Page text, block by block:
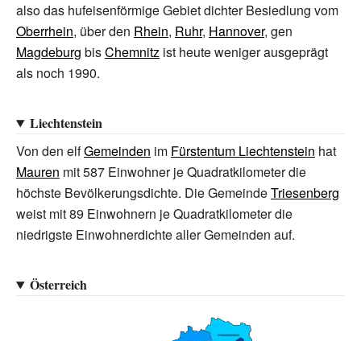
also das hufeisenförmige Gebiet dichter Besiedlung vom
Oberrhein, über den Rhein, Ruhr, Hannover, gen
Magdeburg bisChemnitz ist heute weniger ausgeprägt
als noch 1990.
Liechtenstein
Von den elfGemeinden im Fürstentum Liechtenstein hat
Mauren mit587 Einwohner je Quadratkilometer die
höchste Bevölkerungsdichte. Die GemeindeTriesenberg
weist mit89 Einwohnern je Quadratkilometer die
niedrigste Einwohnerdichte aller Gemeinden auf.
Österreich